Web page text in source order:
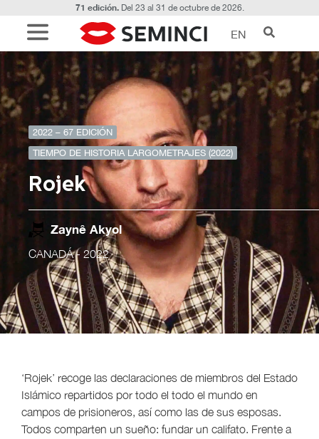
71 edición.Del 23 al 31 de octubre de 2026.
EN
2022 – 67 EDICIÓN
TIEMPO DE HISTORIA LARGOMETRAJES (2022)
Rojek
Zaynê Akyol
CANADÁ- 2022
‘Rojek’ recoge las declaraciones de miembros del Estado
Islámico repartidos por todo el todo el mundo en
campos de prisioneros, así como las de sus esposas.
Todos comparten un sueño: fundar un califato. Frente a